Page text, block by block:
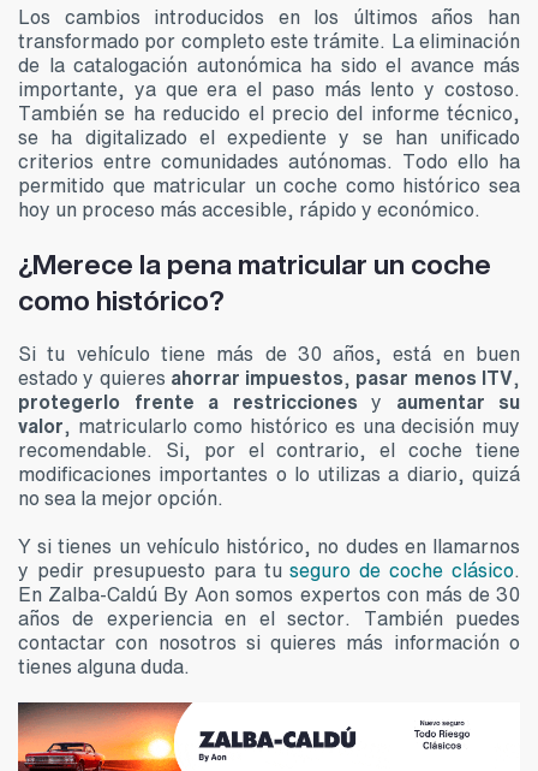
Los cambios introducidos en los últimos años han
transformado por completo este trámite. La eliminación
de la catalogación autonómica ha sido el avance más
importante, ya que era el paso más lento y costoso.
También se ha reducido el precio del informe técnico,
se ha digitalizado el expediente y se han unificado
criterios entre comunidades autónomas. Todo ello ha
permitido que matricular un coche como histórico sea
hoy un proceso más accesible, rápido y económico.
¿Merece la pena matricular un coche
como histórico?
Si tu vehículo tiene más de 30 años, está en buen
estado y quieres ahorrar impuestos, pasar menos ITV,
protegerlo frente a restricciones y aumentar su
valor, matricularlo como histórico es una decisión muy
recomendable. Si, por el contrario, el coche tiene
modificaciones importantes o lo utilizas a diario, quizá
no sea la mejor opción.
Y si tienes un vehículo histórico, no dudes en llamarnos
y pedir presupuesto para tuseguro de coche clásico.
En Zalba-Caldú By Aon somos expertos con más de 30
años de experiencia en el sector. También puedes
contactar con nosotros si quieres más información o
tienes alguna duda.